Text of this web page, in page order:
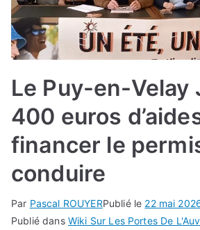
Le Puy-en-Velay
400 euros
financer le
conduire
Par Pascal ROUYERPublié le 22 mai
Publié dans Wiki Sur Les Portes De